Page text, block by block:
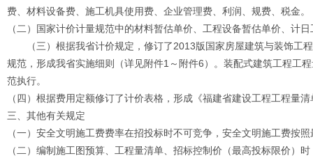
费、材料设备费、施工机具使用费、企业管理费、利润、规费、税金。
（二）国家计价计量规范中的材料暂估单价、工程设备暂估单价、计
（三）根据我省计价规定，修订了2013版国家房屋建筑与装饰工
规范，形成我省实施细则（详见附件1～附件6）。装配式建筑工程工
范执行。
（四）根据费用定额修订了计价表格，形成《福建省建设工程工程量
三、其他有关规定
（一）安全文明施工费费率在招投标时不可竞争，安全文明施工费按
（二）编制施工图预算、工程量清单、招标控制价（最高投标限价）